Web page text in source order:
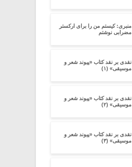
منبری: کیستم من را برای ارکستر
مضرابی نوشتم
نقدی بر نقد کتاب «پیوند شعر و
موسیقی» (۱)
نقدی بر نقد کتاب «پیوند شعر و
موسیقی» (۲)
نقدی بر نقد کتاب «پیوند شعر و
موسیقی» (۳)